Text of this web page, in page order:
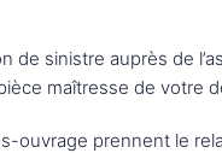
de sinistre auprès de
maîtresse de votre
ouvrage prennent le